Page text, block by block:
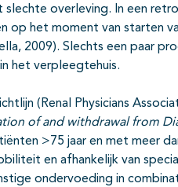
slechte overleving. In een
op het moment van starten
2009). Slechts een paar
het verpleegtehuis.
(Renal Physicians
of and withdrawal from
>75 jaar en met meer
en afhankelijk van
ondervoeding in